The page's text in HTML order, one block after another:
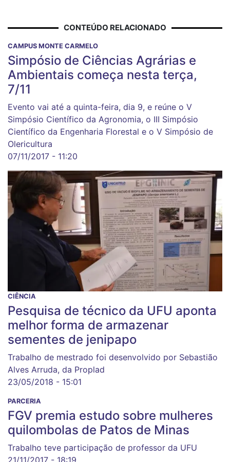
CONTEÚDO RELACIONADO
CAMPUS MONTE CARMELO
Simpósio de Ciências Agrárias e
Ambientais começa nesta terça,
7/11
Evento vai até a quinta-feira, dia 9, e reúne o V
Simpósio Científico da Agronomia, o III Simpósio
Científico da Engenharia Florestal e o V Simpósio de
Olericultura
07/11/2017 - 11:20
CIÊNCIA
Pesquisa de técnico da UFU aponta
melhor forma de armazenar
sementes de jenipapo
Trabalho de mestrado foi desenvolvido por Sebastião
Alves Arruda, da Proplad
23/05/2018 - 15:01
PARCERIA
FGV premia estudo sobre mulheres
quilombolas de Patos de Minas
Trabalho teve participação de professor da UFU